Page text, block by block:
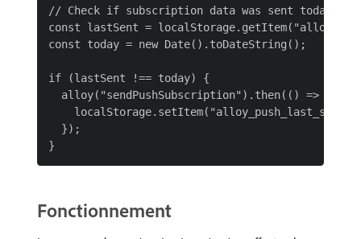
// Check if subscription data was sent today
const lastSent =
const today = new Date().toDateString();
if (lastSent !== today) {
  alloy("sendPushSubscription").then(() => {
localStorage.setItem("alloy_push_last_sent",
  });
Fonctionnement